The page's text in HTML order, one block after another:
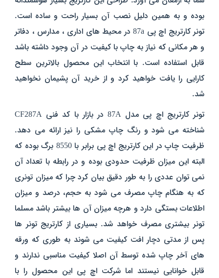
بوده و به همین دلیل نصب آن بسیار راحت و ساده است.
تونر کارتریج اچ پی 87a در محیط های اداری ، مدارس ، دفاتر
و هر مکانی که نیاز به چاپ با کیفیت در آن وجود داشته باشد
قابل استفاده است. با انتخاب این محصول بالاترین سطح
کارایی را یافت خواهید کرد و از خرید آن پشیمان نخواهید
شد.
تونر کارتریج اچ پی مدل 87A در بازار با کد فنی CF287A
شناخته می شود و رنگ چاپ مشکی را نیز ارائه می دهد.
ظرفیت چاپ در این کارتریج اچ پی برابر با 8550 برگ بوده که
البته این میزان ظرفیت حدودی بوده و در رابطه با تعداد آن
نمی توان عددی را به طور دقیق بیان کرد چرا که میزان تونری
که به هنگام چاپ مصرف می شود به حجم، درصد و میزان
اطلاعات بستگی دارد و هرچه میزان آن ها بیشتر باشد مسلما
تونر بیشتری مصرف خواهد شد.بسیاری از کارتریج تونر ها
پس از مدتی دچار افت کیفیت می شوند به طوری که ورقه
های آخر چاپ شده توسط آن اصلا کیفیت مناسبی ندارند و
قابل خوانایی نیستند اما شرکت اچ پی این محصول را با